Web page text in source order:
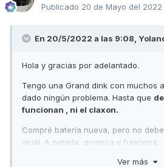
Publicado 20 de Mayo del 2022
En 20/5/2022 a las 9:08,
Hola y gracias por adelantado.
Tengo una Grand dink con muchos
dado ningún problema. Hasta que
funcionan , ni el claxon.
Compré batería nueva, pero no
igual. A patada arranca y funciona
Ver más